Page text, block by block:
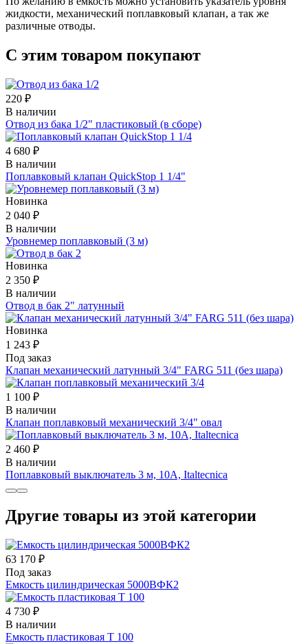
жидкости, механический поплавковый клапан, а так же
различные отводы.
С этим товаром покупают
220 ₽
В наличии
Отвод из бака 1/2" пластиковый (в сборе)
4 680 ₽
В наличии
Поплавковый клапан QuickStop 1 1/4"
Новинка
2 040 ₽
В наличии
Уровнемер поплавковый (3 м)
Новинка
2 350 ₽
В наличии
Отвод в бак 2" латунный
Новинка
1 243 ₽
Под заказ
Клапан механический латунный 3/4" FARG 511 (без шара)
1 100 ₽
В наличии
Клапан поплавковый механический 3/4" овал
2 460 ₽
В наличии
Поплавковый выключатель 3 м, 10А, Italtecnica
Другие товары из этой категории
63 170 ₽
Под заказ
Емкость цилиндрическая 5000ВФК2
4 730 ₽
В наличии
Емкость пластиковая Т 100